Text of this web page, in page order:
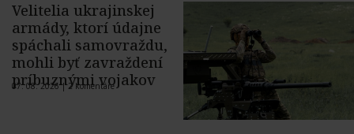
Velitelia ukrajinskej
armády, ktorí údajne
spáchali samovraždu,
mohli byť zavraždení
príbuznými vojakov
07. 08. 2026 |2 komentáre